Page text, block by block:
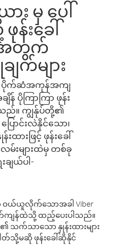
ား မှ ပေါ်
းခေါ်
အတွက်
ျက်များ
ပိုက်ဆံအကုန်အကျ
န် ပိုကြာကြာ ဖုန်း
သည်။ ကျွန်ုပ်တို့၏
ောင်းလဲနိုင်သော၊
ားဖြင့် ဖုန်းခေါ်
းများထဲမှ တစ်ခု
ချယ်ပါ-
ယ်ယူလိုက်သောအခါ Viber
ကျန်ထဲသို့ ထည့်ပေးပါသည်။
သက်သာသော နှုန်းထားများ
တ်သို့မဆို ဖုန်းခေါ်ဆိုနိုင်